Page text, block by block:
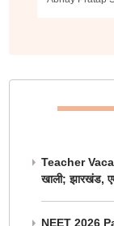
Teacher
खाली; झारखंड,
NEET 2026